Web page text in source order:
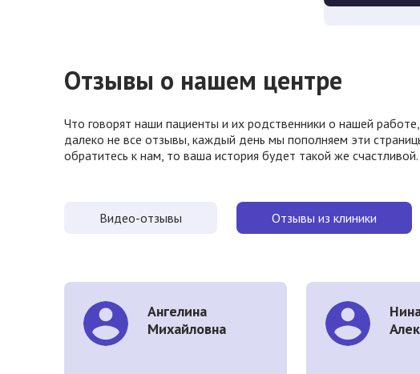
Отзывы о нашем центре
Что говорят наши пациенты и их родственники о нашей
далеко не все отзывы, каждый день мы пополняем эти
обратитесь к нам, то ваша история будет такой же счастливой.
Видео-отзывы Отзывы из клиники
Ангелина
Михайловна